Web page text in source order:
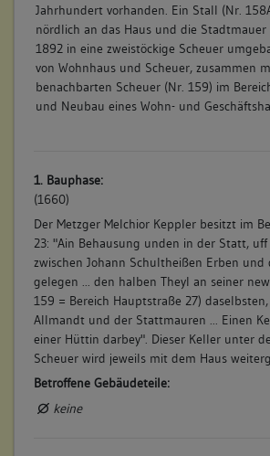
Jahrhundert vorhanden. Ein Stall (Nr.
nördlich an das Haus und die
1892 in eine zweistöckige Scheuer
von Wohnhaus und Scheuer, zusammen
benachbarten Scheuer (Nr. 159) im
und Neubau eines Wohn- und
1. Bauphase:
(1660)
Der Metzger Melchior Keppler besitzt im
23: "Ain Behausung unden in der Statt,
zwischen Johann Schultheißen Erben
gelegen ... den halben Theyl an seiner
159 = Bereich Hauptstraße 27)
Allmandt und der Stattmauren ... Einen
einer Hüttin darbey". Dieser Keller unter
Scheuer wird jeweils mit dem Haus
Betroffene Gebäudeteile:
keine